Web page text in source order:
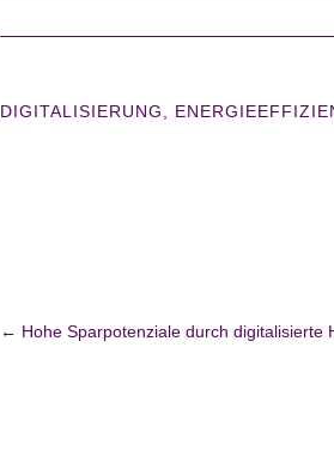
DIGITALISIERUNG
← Hohe Sparpotenziale durch digitalisierte